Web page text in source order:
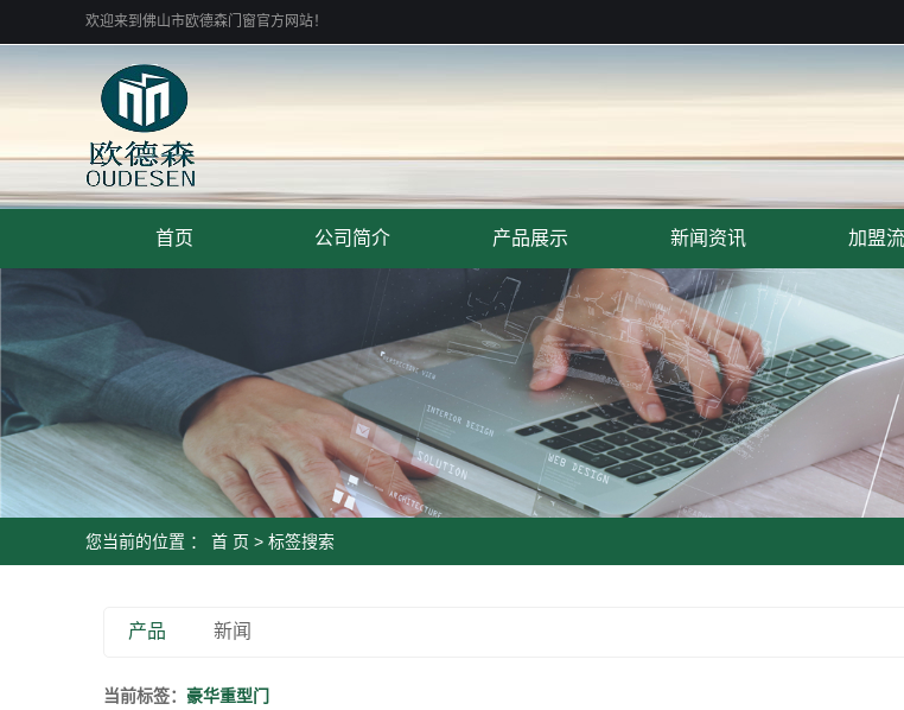
欢迎来到佛山市欧德森门窗官方网站！
首页 公司简介 产品展示 新闻资讯 加盟
您当前的位置 ： 首 页 > 标签搜索
产品 新闻
当前标签： 豪华重型门